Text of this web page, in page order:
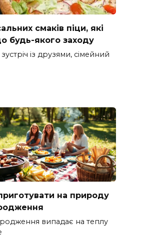
смаків піци, які
будь-якого заходу
із друзями, сімейний
на природу
випадає на теплу